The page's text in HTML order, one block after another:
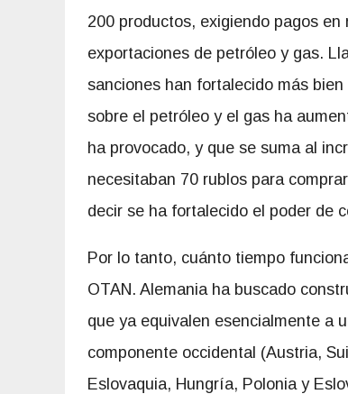
200 productos, exigiendo pagos en
exportaciones de petróleo y gas.
sanciones han fortalecido más
sobre el petróleo y el gas ha
ha provocado, y que se suma al
necesitaban 70 rublos para
decir se ha fortalecido el poder de
Por lo tanto, cuánto tiempo
OTAN. Alemania ha buscado
que ya equivalen esencialmente a
componente occidental (Austria,
Eslovaquia, Hungría, Polonia y